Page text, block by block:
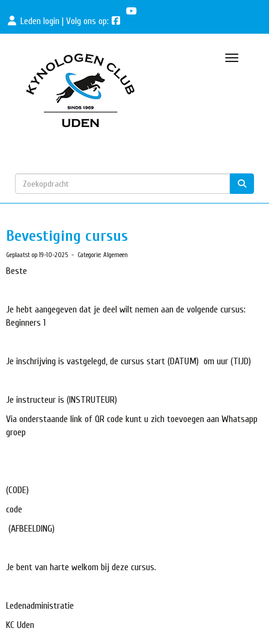
Leden login | Volg ons op:
Toggle
Bevestiging cursus
Geplaatst op 19-10-2025 - Categorie: Algemeen
Beste
Je hebt aangegeven dat je deel wilt nemen aan de volgende cursus:
Beginners 1
Je inschrijving is vastgelegd, de cursus start (DATUM) om uur (TIJD)
Je instructeur is (INSTRUTEUR)
Via onderstaande link of QR code kunt u zich toevoegen aan Whatsapp
groep
(CODE)
code
(AFBEELDING)
Je bent van harte welkom bij deze cursus.
Ledenadministratie
KC Uden